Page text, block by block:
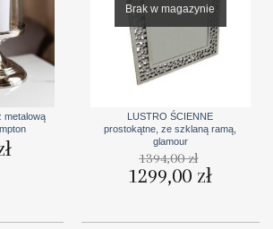
metalową
Brak w magazynie
LUSTRO ŚCIENNE
prostokątne, ze szklaną ramą,
glamour
1394,00zł
Pierwotna
cena
1299,00 złAktualna
cena